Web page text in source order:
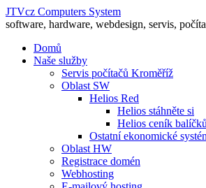
JTVcz Computers System
software, hardware, webdesign, servis,
Domů
Naše služby
Servis počítačů Kroměříž
Oblast SW
Helios Red
Helios stáhněte si
Helios ceník balíčků
Ostatní ekonomické
Oblast HW
Registrace domén
Webhosting